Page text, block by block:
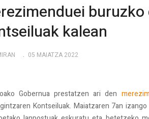
kalean
05 MAIATZA 2022
Gobernua prestatzen ari den
Kontseiluak. Maiatzaren 7an